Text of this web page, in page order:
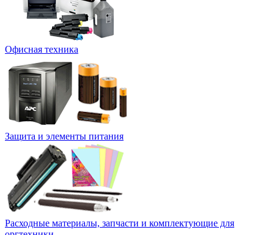
Офисная техника
Защита и элементы питания
Расходные материалы, запчасти и комплектующие для